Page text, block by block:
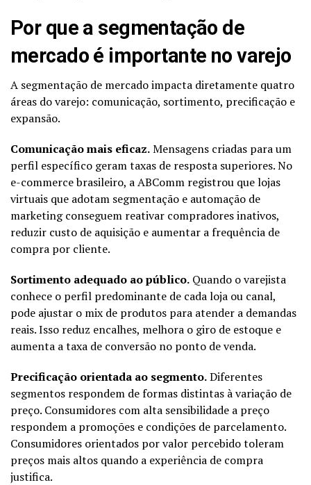
Por que a segmentação de
mercado é importante no varejo
A segmentação de mercado impacta diretamente quatro
áreas do varejo: comunicação, sortimento, precificação e
expansão.
Comunicação mais eficaz.Mensagens criadas para um
perfil específico geram taxas de resposta superiores. No
e-commerce brasileiro, a ABComm registrou que lojas
virtuais que adotam segmentação e automação de
marketing conseguem reativar compradores inativos,
reduzir custo de aquisição e aumentar a frequência de
compra por cliente.
Sortimento adequado ao público. Quando o varejista
conhece o perfil predominante de cada loja ou canal,
pode ajustar o mix de produtos para atender a demandas
reais. Isso reduz encalhes, melhora o giro de estoque e
aumenta a taxa de conversão no ponto de venda.
Precificação orientada ao segmento.Diferentes
segmentos respondem de formas distintas à variação de
preço. Consumidores com alta sensibilidade a preço
respondem a promoções e condições de parcelamento.
Consumidores orientados por valor percebido toleram
preços mais altos quando a experiência de compra
justifica.